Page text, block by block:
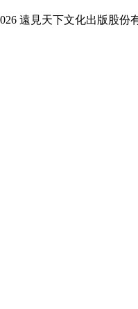
遠見天下文化出版股份